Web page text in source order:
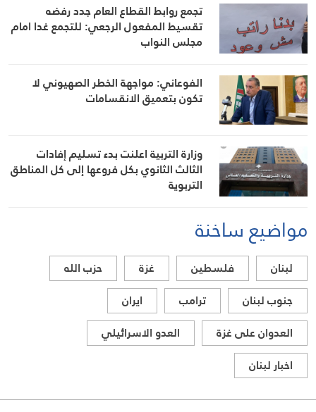
تجمع روابط القطاع العام جدد رفضه
تقسيط المفعول الرجعي: للتجمع غدا امام
مجلس النواب
الفوعاني: مواجهة الخطر الصهيوني لا
تكون بتعميق الانقسامات
وزارة التربية اعلنت بدء تسليم إفادات
الثالث الثانوي بكل فروعها إلى كل المناطق
التربوية
مواضيع ساخنة
لبنان فلسطين غزة
حزب الله
جنوب لبنان
ترامب
ايران
العدوان على غزة
العدو الاسرائيلي
اخبار لبنان